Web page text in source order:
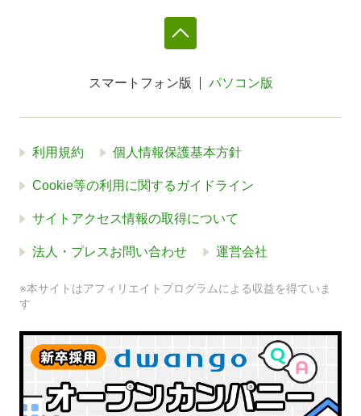
スマートフォン版 パソコン版
利用規約 個人情報保護基本方針
Cookie等の利用に関するガイドライン
サイトアクセス情報の取得について
法人・プレスお問い合わせ 運営会社
※本サイトはアフィリエイトプログラムによる収益を得ていま
す